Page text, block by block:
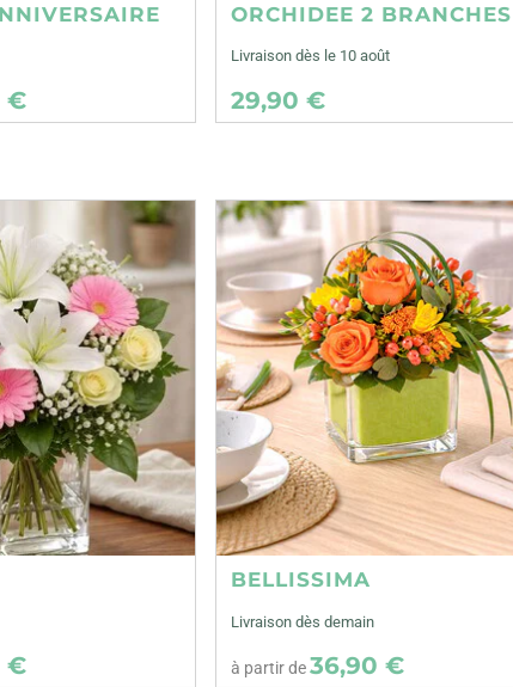
€
ORCHIDEE 2 BRANCHES
Livraison dès le 10 août
29,90 €
€
BELLISSIMA
Livraison dès demain
à partir de36,90 €